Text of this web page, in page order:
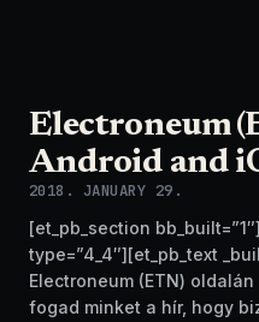
Electroneum
Android and
2018. JANUARY 29.
[et_pb_section
type=”4_4″][et_pb_text
Electroneum (ETN)
fogad minket a hír, hogy